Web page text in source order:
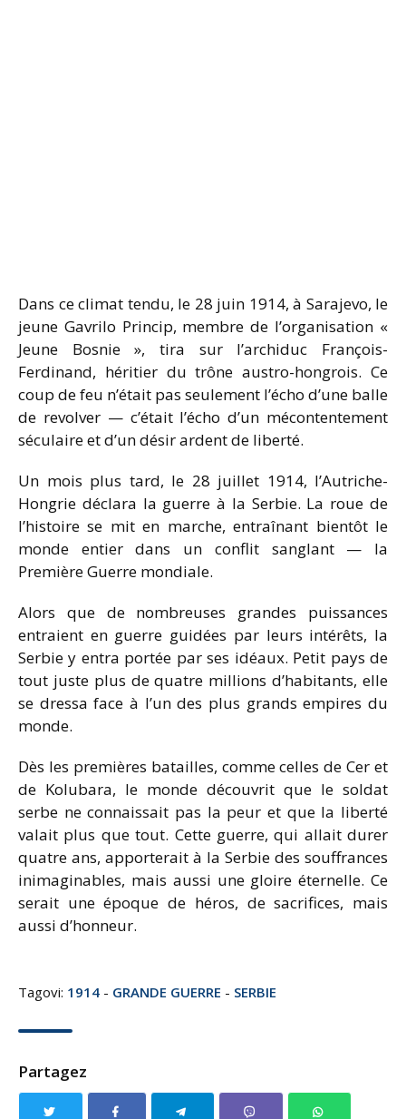
Dans ce climat tendu, le 28 juin 1914, à Sarajevo, le
jeune Gavrilo Princip, membre de l’organisation «
Jeune Bosnie », tira sur l’archiduc François-
Ferdinand, héritier du trône austro-hongrois. Ce
coup de feu n’était pas seulement l’écho d’une balle
de revolver — c’était l’écho d’un mécontentement
séculaire et d’un désir ardent de liberté.
Un mois plus tard, le 28 juillet 1914, l’Autriche-
Hongrie déclara la guerre à la Serbie. La roue de
l’histoire se mit en marche, entraînant bientôt le
monde entier dans un conflit sanglant — la
Première Guerre mondiale.
Alors que de nombreuses grandes puissances
entraient en guerre guidées par leurs intérêts, la
Serbie y entra portée par ses idéaux. Petit pays de
tout juste plus de quatre millions d’habitants, elle
se dressa face à l’un des plus grands empires du
monde.
Dès les premières batailles, comme celles de Cer et
de Kolubara, le monde découvrit que le soldat
serbe ne connaissait pas la peur et que la liberté
valait plus que tout. Cette guerre, qui allait durer
quatre ans, apporterait à la Serbie des souffrances
inimaginables, mais aussi une gloire éternelle. Ce
serait une époque de héros, de sacrifices, mais
aussi d’honneur.
Tagovi: 1914 - GRANDE GUERRE - SERBIE
Partagez